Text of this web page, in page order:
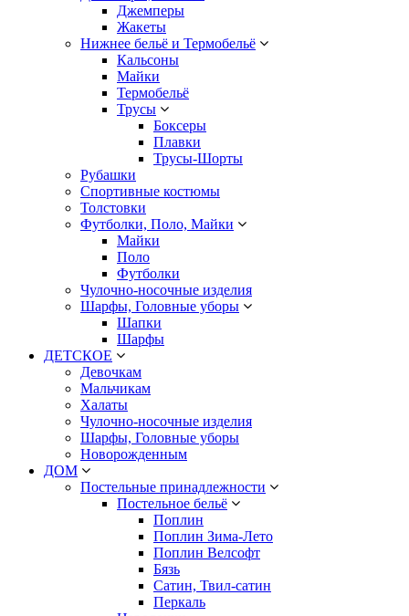
Джемперы
Жакеты
Нижнее бельё и Термобельё
Кальсоны
Майки
Термобельё
Трусы
Боксеры
Плавки
Трусы-Шорты
Рубашки
Спортивные костюмы
Толстовки
Футболки, Поло, Майки
Майки
Поло
Футболки
Чулочно-носочные изделия
Шарфы, Головные уборы
Шапки
Шарфы
ДЕТСКОЕ
Девочкам
Мальчикам
Халаты
Чулочно-носочные изделия
Шарфы, Головные уборы
Новорожденным
ДОМ
Постельные принадлежности
Постельное бельё
Поплин
Поплин Зима-Лето
Поплин Велсофт
Бязь
Сатин, Твил-сатин
Перкаль